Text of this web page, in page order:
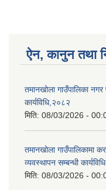
ऐन, कानुन तथा
तमानखोला गाउँपालिका नगर
कार्यविधि,२०८२
मिति: 08/03/2026 -
तमानखोला गाउँपालिकामा
व्यवस्थापन सम्बन्धी
मिति: 08/03/2026 -